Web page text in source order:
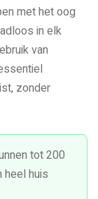
met het oog
in elk
van
zonder
tot 200
heel huis